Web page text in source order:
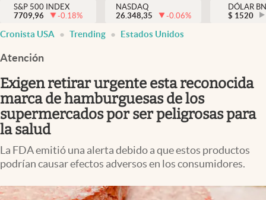
DÓLAR
México
Inmigración
Espiritual
Streaming
Lifestyle
USA
S&P 500 INDEX
7709,96
-0.18%
NASDAQ
26.348,35
-0.06%
DÓLAR
$ 1520
Cronista USA Trending Estados Unidos
Atención
Exigen retirar urgente esta reconocida
marca de hamburguesas de los
supermercados por ser peligrosas para
la salud
La FDA emitió una alerta debido a que estos productos
podrían causar efectos adversos en los consumidores.